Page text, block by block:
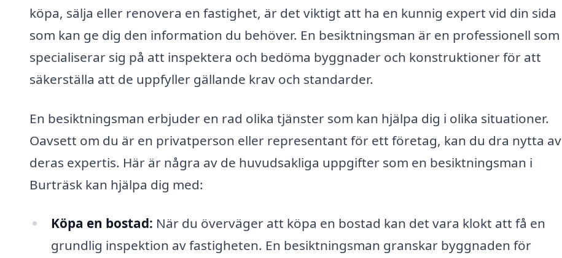
köpa, sälja eller renovera en fastighet, är det viktigt att ha en kunnig expert vid din sida
som kan ge dig den information du behöver. En besiktningsman är en professionell som
specialiserar sig på att inspektera och bedöma byggnader och konstruktioner för att
säkerställa att de uppfyller gällande krav och standarder.
En besiktningsman erbjuder en rad olika tjänster som kan hjälpa dig i olika situationer.
Oavsett om du är en privatperson eller representant för ett företag, kan du dra nytta av
deras expertis. Här är några av de huvudsakliga uppgifter som en besiktningsman i
Burträsk kan hjälpa dig med:
Köpa en bostad: När du överväger att köpa en bostad kan det vara klokt att få en
grundlig inspektion av fastigheten. En besiktningsman granskar byggnaden för